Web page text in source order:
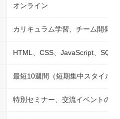
オンライン
カリキュラム学習、チーム開発
HTML、CSS、JavaScript、SQL
最短10週間（短期集中スタイル
特別セミナー、交流イベントの開